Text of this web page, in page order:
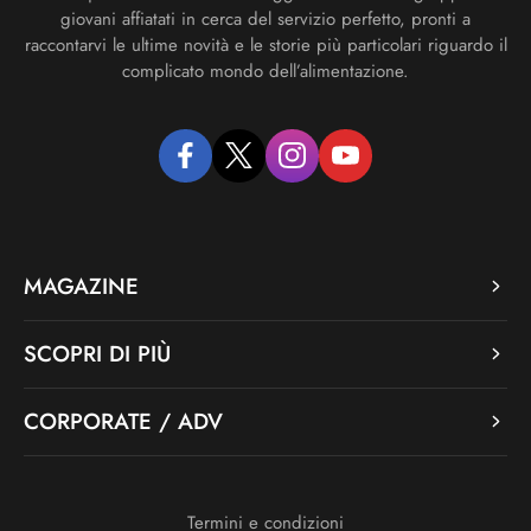
giovani affiatati in cerca del servizio perfetto, pronti a
raccontarvi le ultime novità e le storie più particolari riguardo il
complicato mondo dell’alimentazione.
facebooktwitter instagramyoutube
MAGAZINE
SCOPRI DI PIÙ
CORPORATE / ADV
Termini e condizioni